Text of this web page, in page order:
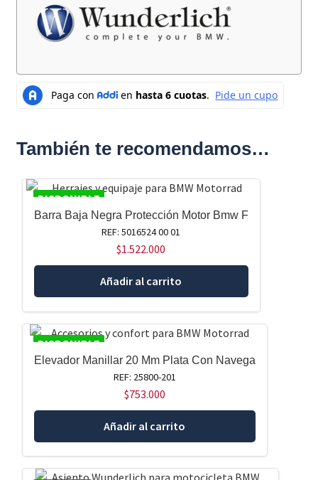
También te recomendamos…
DISPONIBLE
Barra Baja Negra Protección Motor Bmw F
REF: 5016524 00 01
$1.522.000
Añadir al carrito
DISPONIBLE
Elevador Manillar 20 Mm Plata Con Navega
REF: 25800-201
$753.000
Añadir al carrito